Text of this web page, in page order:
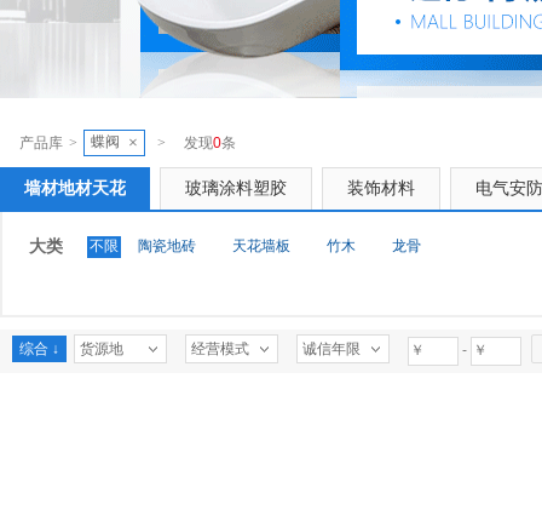
产品库 > 蝶阀 × > 发现0条
墙材地材天花 玻璃涂料塑胶 装饰材料 电气安
大类 不限 陶瓷地砖 天花墙板 竹木 龙骨
综合 ↓ 货源地 经营模式 诚信年限 -